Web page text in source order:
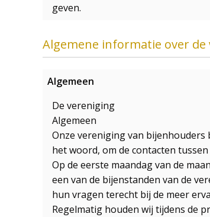
geven.
Algemene informatie over de
Algemeen
De vereniging
Algemeen
Onze vereniging van bijenhouders
het woord, om de contacten
Op de eerste maandag van de
een van de bijenstanden van de
hun vragen terecht bij de meer
Regelmatig houden wij tijdens de